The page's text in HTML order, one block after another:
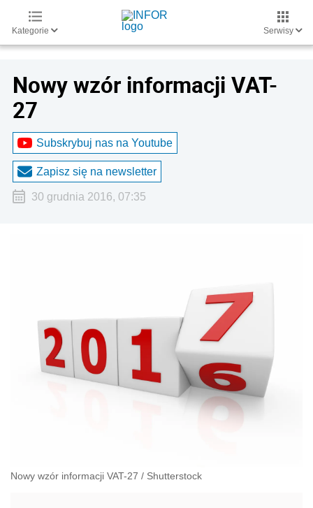
Kategorie Serwisy
Nowy wzór informacji VAT-
27
Subskrybuj nas na Youtube
Zapisz się na newsletter
30 grudnia 2016, 07:35
Nowy wzór informacji VAT-27 / Shutterstock